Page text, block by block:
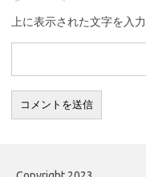
上に表示された文字を入